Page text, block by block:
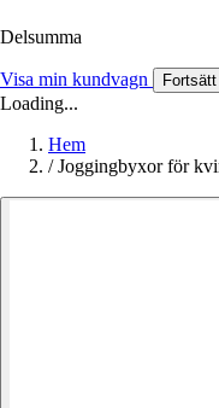
Delsumma
Visa min kundvagn
Loading...
Hem
/ Joggingbyxor för